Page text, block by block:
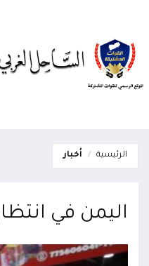
الرئيسية أخبار
اليمن في